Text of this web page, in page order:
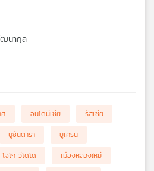
นากุล
ศ อินโดนีเซีย
รัสเซีย
นูซันตารา
ยูเครน
โจโก วีโดโด
เมืองหลวงใหม่